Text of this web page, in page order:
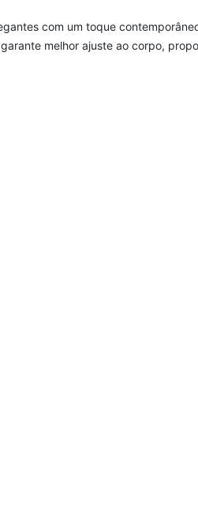
com um toque
melhor ajuste ao corpo,